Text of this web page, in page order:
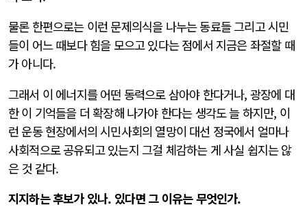
물론 한편으로는 이런 문제의식을 나누는 동료들 그리고 시민
들이 어느 때보다 힘을 모으고 있다는 점에서 지금은 좌절할 때
가 아니다.
그래서 이 에너지를 어떤 동력으로 삼아야 한다거나, 광장에 대
한 이 기억들을 더 확장해 나가야 한다는 생각도 늘 하지만, 이
런 운동 현장에서의 시민사회의 열망이 대선 정국에서 얼마나
사회적으로 공유되고 있는지 그걸 체감하는 게 사실 쉽지는 않
은 것 같다.
지지하는 후보가 있나. 있다면 그 이유는 무엇인가.